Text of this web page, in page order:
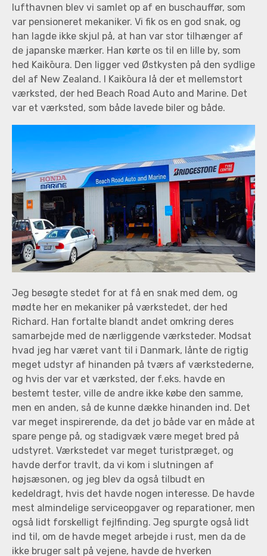
lufthavnen blev vi samlet op af en buschauffør, som
var pensioneret mekaniker. Vi fik os en god snak, og
han lagde ikke skjul på, at han var stor tilhænger af
de japanske mærker. Han kørte os til en lille by, som
hed Kaikōura. Den ligger ved Østkysten på den sydlige
del af New Zealand. I Kaikōura lå der et mellemstort
værksted, der hed Beach Road Auto and Marine. Det
var et værksted, som både lavede biler og både.
Jeg besøgte stedet for at få en snak med dem, og
mødte her en mekaniker på værkstedet, der hed
Richard. Han fortalte blandt andet omkring deres
samarbejde med de nærliggende værksteder. Modsat
hvad jeg har været vant til i Danmark, lånte de rigtig
meget udstyr af hinanden på tværs af værkstederne,
og hvis der var et værksted, der f.eks. havde en
bestemt tester, ville de andre ikke købe den samme,
men en anden, så de kunne dække hinanden ind. Det
var meget inspirerende, da det jo både var en måde at
spare penge på, og stadigvæk være meget bred på
udstyret. Værkstedet var meget turistpræget, og
havde derfor travlt, da vi kom i slutningen af
højsæsonen, og jeg blev da også tilbudt en
kedeldragt, hvis det havde nogen interesse. De havde
mest almindelige serviceopgaver og reparationer, men
også lidt forskelligt fejlfinding. Jeg spurgte også lidt
ind til, om de havde meget arbejde i rust, men da de
ikke bruger salt på vejene, havde de hverken